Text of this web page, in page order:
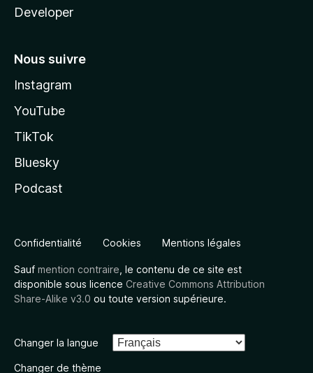
Developer
Nous suivre
Instagram
YouTube
TikTok
Bluesky
Podcast
Confidentialité Cookies Mentions légales
Sauf mention contraire , le contenu de ce site est
disponible sous licence Creative Commons Attribution
Share-Alike v3.0 ou toute version supérieure.
Changer la langue
Changer de thème